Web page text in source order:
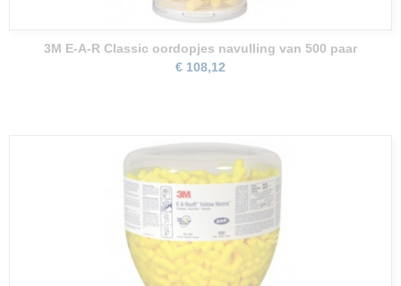
3M E-A-R Classic oordopjes navulling van 500 paar
€ 108,12